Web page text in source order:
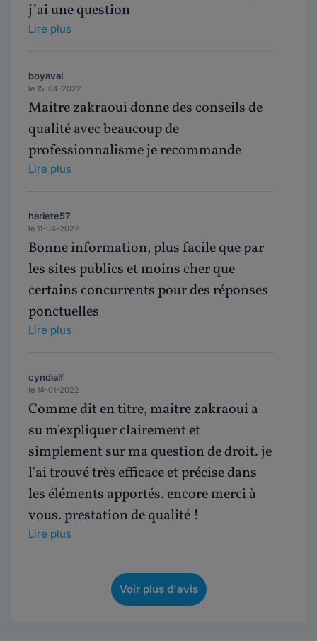
j’ai une question
Lire plus
boyaval
le 15-04-2022
Maitre zakraoui donne des conseils de
qualité avec beaucoup de
professionnalisme je recommande
Lire plus
hariete57
le 11-04-2022
Bonne information, plus facile que par
les sites publics et moins cher que
certains concurrents pour des réponses
ponctuelles
Lire plus
cyndialf
le 14-01-2022
Comme dit en titre, maître zakraoui a
su m'expliquer clairement et
simplement sur ma question de droit. je
l'ai trouvé très efficace et précise dans
les éléments apportés. encore merci à
vous. prestation de qualité !
Lire plus
Voir plus d'avis